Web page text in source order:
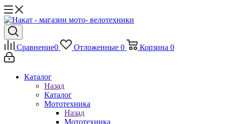
Сравнение0 Отложенные 0 Корзина 0
Каталог
Назад
Каталог
Мототехника
Назад
Мототехника